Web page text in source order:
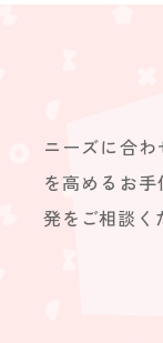
ニーズに合
を高めるお
発をご相談く